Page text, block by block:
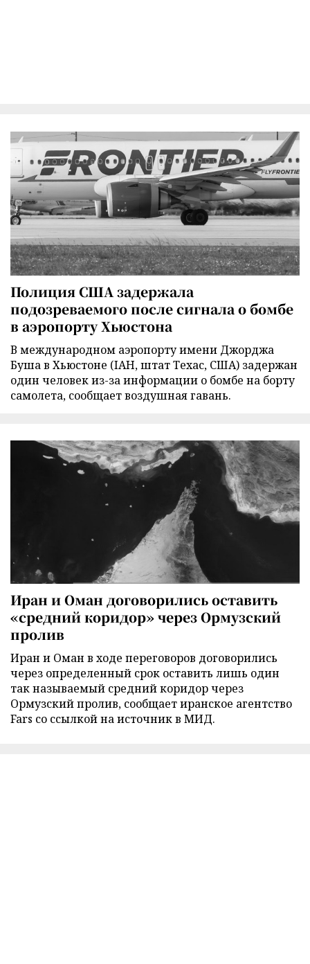
Полиция США задержала
подозреваемого после сигнала о бомбе
в аэропорту Хьюстона
В международном аэропорту имени Джорджа
Буша в Хьюстоне (IAH, штат Техас, США) задержан
один человек из-за информации о бомбе на борту
самолета, сообщает воздушная гавань.
Иран и Оман договорились оставить
«средний коридор» через Ормузский
пролив
Иран и Оман в ходе переговоров договорились
через определенный срок оставить лишь один
так называемый средний коридор через
Ормузский пролив, сообщает иранское агентство
Fars со ссылкой на источник в МИД.